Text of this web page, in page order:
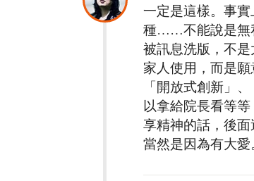
一定是這樣。事
種……不能說是無
被訊息洗版，不
家人使用，而是
「開放式創新」
以拿給院長看等
享精神的話，後
當然是因為有大愛